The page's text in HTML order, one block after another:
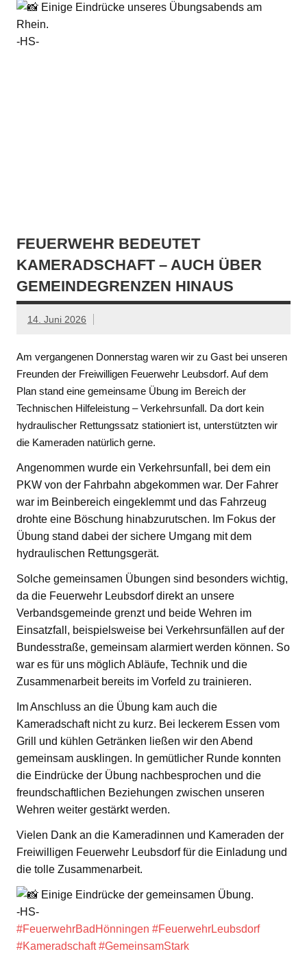
Einige Eindrücke unseres Übungsabends am
Rhein.
-HS-
FEUERWEHR BEDEUTET
KAMERADSCHAFT – AUCH ÜBER
GEMEINDEGRENZEN HINAUS
14. Juni 2026
Am vergangenen Donnerstag waren wir zu Gast bei unseren
Freunden der Freiwilligen Feuerwehr Leubsdorf. Auf dem
Plan stand eine gemeinsame Übung im Bereich der
Technischen Hilfeleistung – Verkehrsunfall. Da dort kein
hydraulischer Rettungssatz stationiert ist, unterstützten wir
die Kameraden natürlich gerne.
Angenommen wurde ein Verkehrsunfall, bei dem ein
PKW von der Fahrbahn abgekommen war. Der Fahrer
war im Beinbereich eingeklemmt und das Fahrzeug
drohte eine Böschung hinabzurutschen. Im Fokus der
Übung stand dabei der sichere Umgang mit dem
hydraulischen Rettungsgerät.
Solche gemeinsamen Übungen sind besonders wichtig,
da die Feuerwehr Leubsdorf direkt an unsere
Verbandsgemeinde grenzt und beide Wehren im
Einsatzfall, beispielsweise bei Verkehrsunfällen auf der
Bundesstraße, gemeinsam alarmiert werden können. So
war es für uns möglich Abläufe, Technik und die
Zusammenarbeit bereits im Vorfeld zu trainieren.
Im Anschluss an die Übung kam auch die
Kameradschaft nicht zu kurz. Bei leckerem Essen vom
Grill und kühlen Getränken ließen wir den Abend
gemeinsam ausklingen. In gemütlicher Runde konnten
die Eindrücke der Übung nachbesprochen und die
freundschaftlichen Beziehungen zwischen unseren
Wehren weiter gestärkt werden.
Vielen Dank an die Kameradinnen und Kameraden der
Freiwilligen Feuerwehr Leubsdorf für die Einladung und
die tolle Zusammenarbeit.
Einige Eindrücke der gemeinsamen Übung.
-HS-
#FeuerwehrBadHönningen #FeuerwehrLeubsdorf
#Kameradschaft #GemeinsamStark